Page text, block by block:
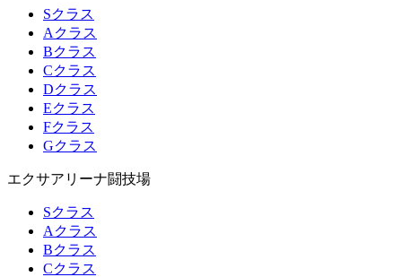
Sクラス
Aクラス
Bクラス
Cクラス
Dクラス
Eクラス
Fクラス
Gクラス
エクサアリーナ闘技場
Sクラス
Aクラス
Bクラス
Cクラス